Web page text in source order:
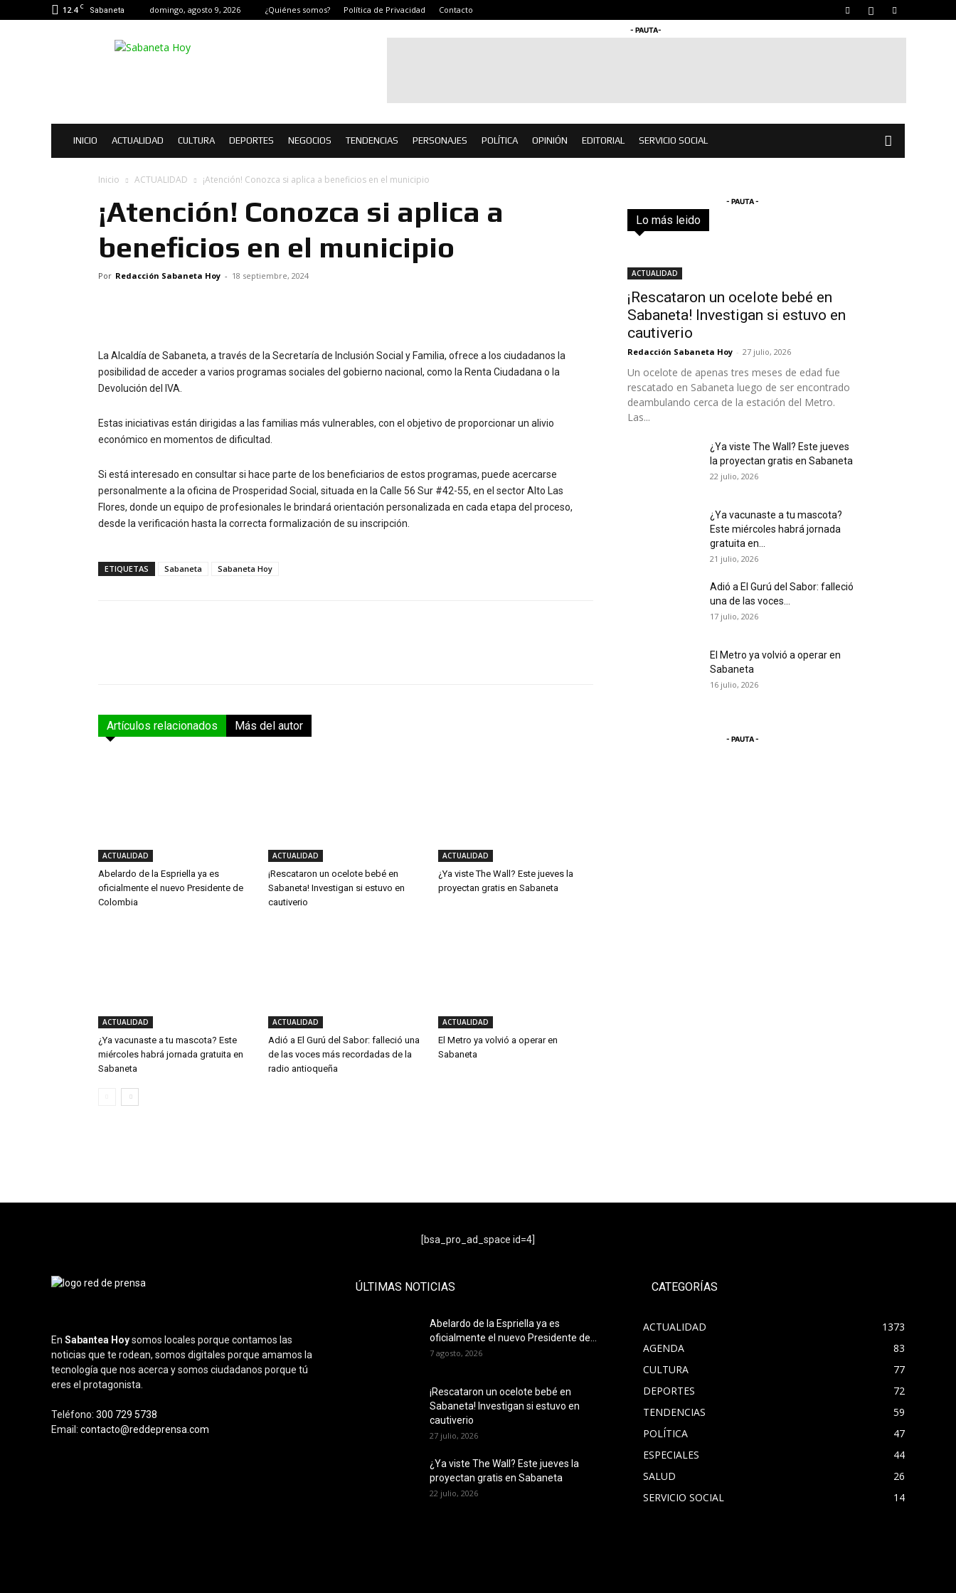
12.4 C Sabaneta domingo, agosto 9, 2026 ¿Quiénes somos? Política de Privacidad Contacto
Sabaneta
- PAUTA-
INICIO ACTUALIDAD CULTURA DEPORTES NEGOCIOS TENDENCIAS PERSONAJES POLÍTICA OPINIÓN EDITORIAL SERVICIO SOCIAL
Inicio ACTUALIDAD ¡Atención! Conozca si aplica a beneficios en el municipio
¡Atención! Conozca si aplica a
beneficios en el municipio
Por Redacción Sabaneta Hoy - 18 septiembre, 2024
La Alcaldía de Sabaneta, a través de la Secretaría de Inclusión Social y Familia, ofrece a los ciudadanos la
posibilidad de acceder a varios programas sociales del gobierno nacional, como la Renta Ciudadana o la
Devolución del IVA.
Estas iniciativas están dirigidas a las familias más vulnerables, con el objetivo de proporcionar un alivio
económico en momentos de dificultad.
Si está interesado en consultar si hace parte de los beneficiarios de estos programas, puede acercarse
personalmente a la oficina de Prosperidad Social, situada en la Calle 56 Sur #42-55, en el sector Alto Las
Flores, donde un equipo de profesionales le brindará orientación personalizada en cada etapa del proceso,
desde la verificación hasta la correcta formalización de su inscripción.
ETIQUETAS Sabaneta Sabaneta Hoy
Artículos relacionados Más del autor
ACTUALIDAD
Abelardo de la Espriella ya es
oficialmente el nuevo Presidente de
Colombia
ACTUALIDAD
¡Rescataron un ocelote bebé en
Sabaneta! Investigan si estuvo en
cautiverio
ACTUALIDAD
¿Ya viste The Wall? Este jueves la
proyectan gratis en Sabaneta
ACTUALIDAD
¿Ya vacunaste a tu mascota? Este
miércoles habrá jornada gratuita en
Sabaneta
ACTUALIDAD
Adió a El Gurú del Sabor: falleció una
de las voces más recordadas de la
radio antioqueña
ACTUALIDAD
El Metro ya volvió a operar en
Sabaneta
- PAUTA -
Lo más leidoTodo
ACTUALIDAD
¡Rescataron un ocelote bebé en
Sabaneta! Investigan si estuvo en
cautiverio
Redacción Sabaneta Hoy - 27 julio, 2026
Un ocelote de apenas tres meses de edad fue
rescatado en Sabaneta luego de ser encontrado
deambulando cerca de la estación del Metro.
Las...
¿Ya viste The Wall? Este jueves
la proyectan gratis en Sabaneta
22 julio, 2026
¿Ya vacunaste a tu mascota?
Este miércoles habrá jornada
gratuita en...
21 julio, 2026
Adió a El Gurú del Sabor: falleció
una de las voces...
17 julio, 2026
El Metro ya volvió a operar en
Sabaneta
16 julio, 2026
- PAUTA -
[bsa_pro_ad_space id=4]
En Sabantea Hoysomos locales porque contamos las
noticias que te rodean, somos digitales porque amamos la
tecnología que nos acerca y somos ciudadanos porque tú
eres el protagonista.
Teléfono: 300 729 5738
Email: contacto@reddeprensa.com
ÚLTIMAS NOTICIAS
Abelardo de la Espriella ya es
oficialmente el nuevo Presidente de...
7 agosto, 2026
¡Rescataron un ocelote bebé en
Sabaneta! Investigan si estuvo en
cautiverio
27 julio, 2026
¿Ya viste The Wall? Este jueves la
proyectan gratis en Sabaneta
22 julio, 2026
CATEGORÍAS
ACTUALIDAD
1373
AGENDA
83
CULTURA
77
DEPORTES
72
TENDENCIAS
59
POLÍTICA
47
ESPECIALES
44
SALUD
26
SERVICIO SOCIAL
14